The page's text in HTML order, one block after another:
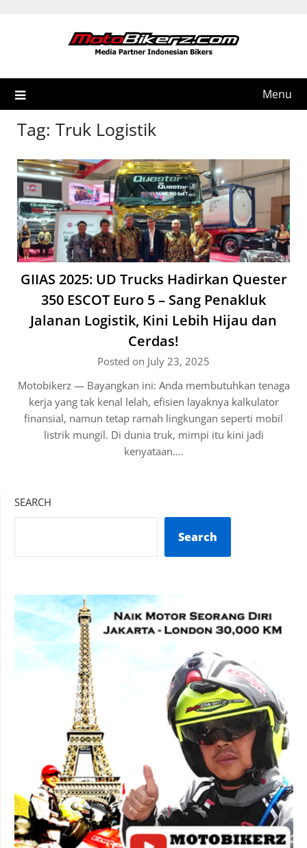
Menu
Tag: Truk Logistik
GIIAS 2025: UD Trucks Hadirkan Quester
350 ESCOT Euro 5 – Sang Penakluk
Jalanan Logistik, Kini Lebih Hijau dan
Cerdas!
Posted on July 23, 2025
Motobikerz — Bayangkan ini: Anda membutuhkan tenaga
kerja yang tak kenal lelah, efisien layaknya kalkulator
finansial, namun tetap ramah lingkungan seperti mobil
listrik mungil. Di dunia truk, mimpi itu kini jadi
kenyataan….
SEARCH
Search